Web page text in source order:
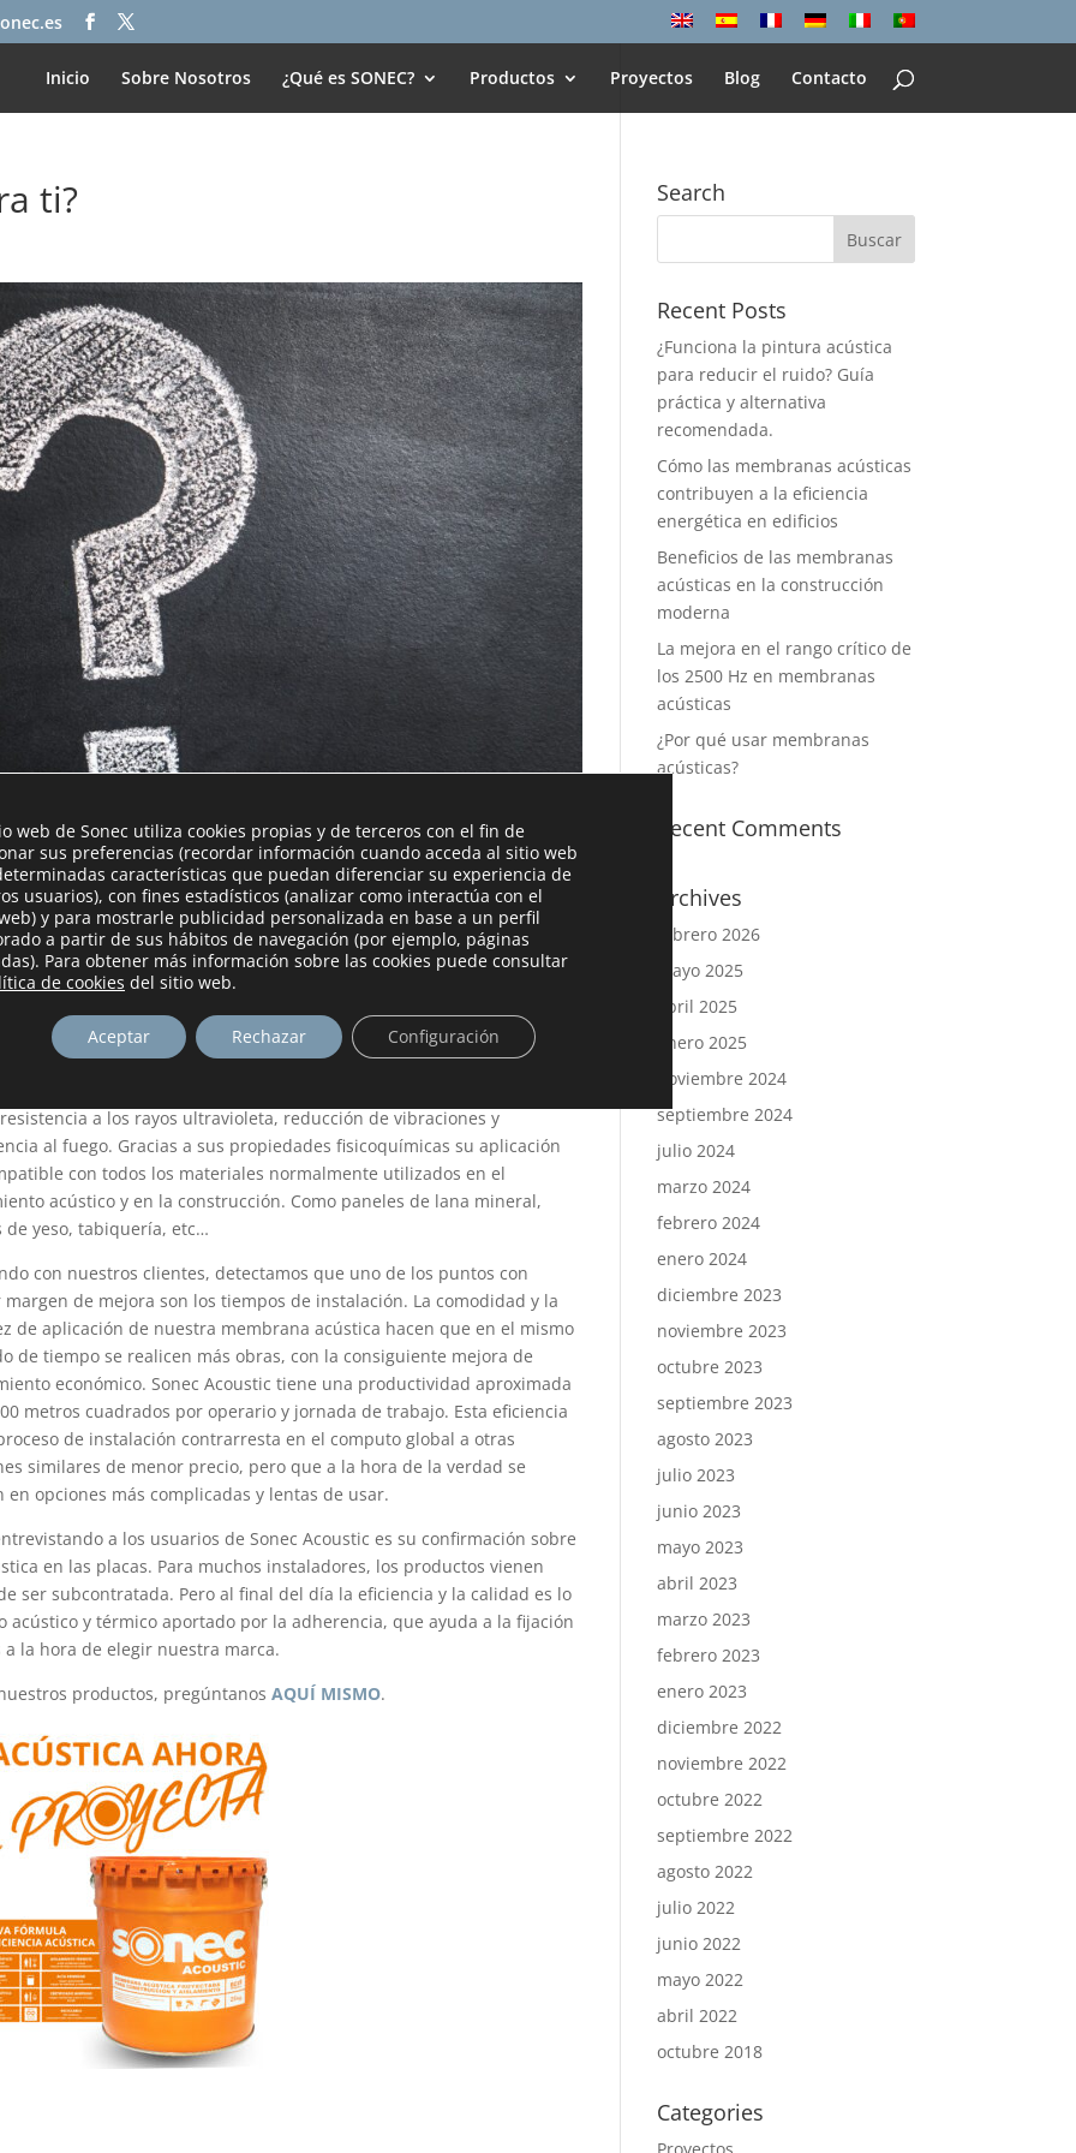
Inicio Sobre Nosotros ¿Qué es SONEC? Productos Proyectos Blog Contacto
ti?
mejor opción es siempre entender las características del producto.
reales.
Sonec acoustic es unamembrana acústicaespecialmente
paramejorar el aislamiento acústicoy térmico en la edificación.
a los rayos ultravioleta, reducción de vibraciones y
al fuego. Gracias a sus propiedades fisicoquímicas su aplicación
con todos los materiales normalmente utilizados en el
acústico y en la construcción. Como paneles de lana mineral,
de yeso, tabiquería, etc…
con nuestros clientes, detectamos que uno de los puntos con
margen de mejora son los tiempos de instalación. La comodidad y la
de aplicación de nuestra membrana acústica hacen que en el mismo
de tiempo se realicen más obras, con la consiguiente mejora de
económico. Sonec Acoustic tiene una productividad aproximada
metros cuadrados por operario y jornada de trabajo. Esta eficiencia
de instalación contrarresta en el computo global a otras
similares de menor precio, pero que a la hora de la verdad se
en opciones más complicadas y lentas de usar.
a los usuarios de Sonec Acoustic es su confirmación sobre
en las placas. Para muchos instaladores, los productos vienen
ser subcontratada. Pero al final del día la eficiencia y la calidad es lo
y térmico aportado por la adherencia, que ayuda a la fijación
la hora de elegir nuestra marca.
productos, pregúntanos AQUÍ MISMO.
Search
Recent Posts
¿Funciona la pintura acústica
para reducir el ruido? Guía
práctica y alternativa
recomendada.
Cómo las membranas acústicas
contribuyen a la eficiencia
energética en edificios
Beneficios de las membranas
acústicas en la construcción
moderna
La mejora en el rango crítico de
los 2500 Hz en membranas
acústicas
¿Por qué usar membranas
acústicas?
Recent Comments
Archives
febrero 2026
mayo 2025
abril 2025
enero 2025
noviembre 2024
septiembre 2024
julio 2024
marzo 2024
febrero 2024
enero 2024
diciembre 2023
noviembre 2023
octubre 2023
septiembre 2023
agosto 2023
julio 2023
junio 2023
mayo 2023
abril 2023
marzo 2023
febrero 2023
enero 2023
diciembre 2022
noviembre 2022
octubre 2022
septiembre 2022
agosto 2022
julio 2022
junio 2022
mayo 2022
abril 2022
octubre 2018
Categories
web de Sonec utiliza cookies propias y de terceros con el fin de
sus preferencias (recordar información cuando acceda al sitio web
características que puedan diferenciar su experiencia de
usuarios), con fines estadísticos (analizar como interactúa con el
y para mostrarle publicidad personalizada en base a un perfil
a partir de sus hábitos de navegación (por ejemplo, páginas
Para obtener más información sobre las cookies puede consultar
de cookies del sitio web.
Aceptar Rechazar Configuración